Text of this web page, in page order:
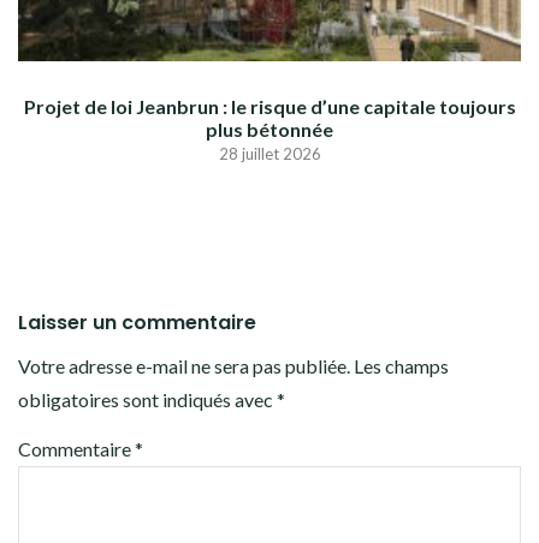
Projet de loi Jeanbrun : le risque d’une capitale toujours
plus bétonnée
28 juillet 2026
Laisser un commentaire
Votre adresse e-mail ne sera pas publiée. Les champs
obligatoires sont indiqués avec *
Commentaire*